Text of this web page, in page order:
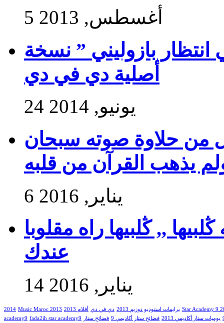
5 أغسطس, 2013
بازوليني ” نسخة
أصلية دي في دي
24 يونيو, 2014
من حلاوة صوته سبحان
يذهب القرآن من قلبه
6 يناير, 2016
,, ڭلبيها راه مقلوبا
عندك
14 يناير, 2016
2014 Music Maroc 2013 برايمات استوديو دوزيم 2013 دي في دي أفلام 2013
Star Academy 9
academy9 fada2ih star academy9 يوميات ستار أكاديمي 2013 فضائح ستار أكاديمي 9 فضائح ستار